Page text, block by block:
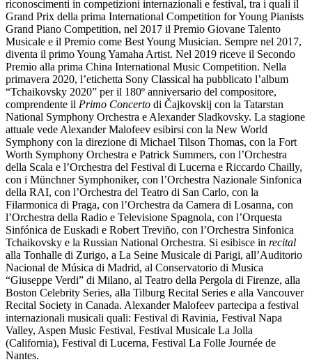
riconoscimenti in competizioni internazionali e festival, tra i quali il
Grand Prix della prima International Competition for Young Pianists
Grand Piano Competition, nel 2017 il Premio Giovane Talento
Musicale e il Premio come Best Young Musician. Sempre nel 2017,
diventa il primo Young Yamaha Artist. Nel 2019 riceve il Secondo
Premio alla prima China International Music Competition. Nella
primavera 2020, l’etichetta Sony Classical ha pubblicato l’album
“Tchaikovsky 2020” per il 180º anniversario del compositore,
comprendente il Primo Concerto di Čajkovskij con la Tatarstan
National Symphony Orchestra e Alexander Sladkovsky. La stagione
attuale vede Alexander Malofeev esibirsi con la New World
Symphony con la direzione di Michael Tilson Thomas, con la Fort
Worth Symphony Orchestra e Patrick Summers, con l’Orchestra
della Scala e l’Orchestra del Festival di Lucerna e Riccardo Chailly,
con i Münchner Symphoniker, con l’Orchestra Nazionale Sinfonica
della RAI, con l’Orchestra del Teatro di San Carlo, con la
Filarmonica di Praga, con l’Orchestra da Camera di Losanna, con
l’Orchestra della Radio e Televisione Spagnola, con l’Orquesta
Sinfónica de Euskadi e Robert Treviño, con l’Orchestra Sinfonica
Tchaikovsky e la Russian National Orchestra. Si esibisce in recital
alla Tonhalle di Zurigo, a La Seine Musicale di Parigi, all’Auditorio
Nacional de Música di Madrid, al Conservatorio di Musica
“Giuseppe Verdi” di Milano, al Teatro della Pergola di Firenze, alla
Boston Celebrity Series, alla Tilburg Recital Series e alla Vancouver
Recital Society in Canada. Alexander Malofeev partecipa a festival
internazionali musicali quali: Festival di Ravinia, Festival Napa
Valley, Aspen Music Festival, Festival Musicale La Jolla
(California), Festival di Lucerna, Festival La Folle Journée de
Nantes.